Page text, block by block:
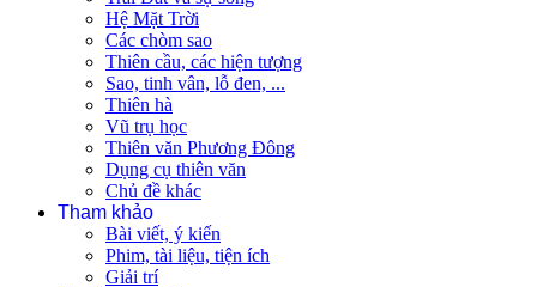
Hệ Mặt Trời
Các chòm sao
Thiên cầu, các hiện tượng
Sao, tinh vân, lỗ đen, ...
Thiên hà
Vũ trụ học
Thiên văn Phương Đông
Dụng cụ thiên văn
Chủ đề khác
Tham khảo
Bài viết, ý kiến
Phim, tài liệu, tiện ích
Giải trí